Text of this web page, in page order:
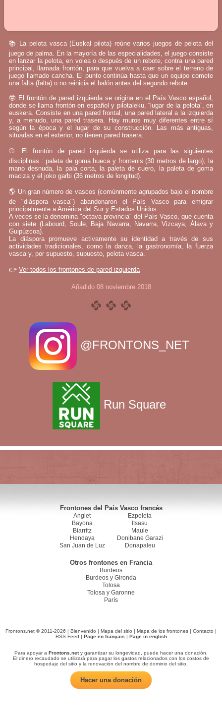
📚 La pelota vasca (Euskal pilota) reúne varios juegos de pelota del
juego de palma. En la mayoría de las especialidades, el juego consiste
en lanzar la pelota, en volea o después de un rebote, contra una pared
principal, llamada frontón, para que vuelva a caer sobre el terreno de
juego llamado cancha. El punto continúa hasta que un equipo comete
una falta (falta) o no reinicia el balón antes del segundo rebote.
🤓 El frontón de pared izquierda se origina en el País Vasco español,
donde se llama frontón en español y pilotaleku, “lugar de la pelota”, en
euskera. Consiste en una pared frontal, una pared lateral a la izquierda
y, a menudo, una pared trasera. Hay muros muy diferentes entre sí
según la época y el lugar de su construcción. Las más antiguas,
situadas en el exterior, no tienen pared trasera.
⚾ El frontón de pared izquierda se utiliza para las siguientes
disciplinas : paleta de goma hueca y frontenis (30 metros de largo); la
mano desnuda, la pala corta, la paleta de cuero, la paleta de goma
maciza y el joko garbi (36 metros de longitud).
🌎 Un gran número de vascos (comúnmente agrupados bajo el nombre
de "diáspora vasca") abandonaron el País Vasco para emigrar
principalmente a América del Sur y Estados Unidos.
A veces se la denomina "octava provincia" del País Vasco, que cuenta
con siete (Labourd, Soule, Baja Navarra, Navarra, Vizcaya, Álava y
Guipúzcoa).
La diáspora promueve activamente su identidad a través de sus
actividades tradicionales, como la danza, la gastronomía, la fuerza
vasca y, por supuesto, supuesto, pelota vasca.
👉 Ver todos los frontones de pared izquierda
Añadido 08 noviembre 2018
@FRONTONS_NET
Run Square
Frontones del País Vasco francés
Anglet
Bayona
Biarritz
Hendaya
San Juan de Luz
Ezpeleta
Itsasu
Maule
Donibane Garazi
Donapaleu
Otros frontones en Francia
Burdeos
Burdeos y Gironda
Tolosa
Tolosa y Garonne
París
Frontons.net © 2011-2026 | Bienvenido | Mapa del sitio | Mapa de los frontones | Contacto |
RSS Feed | Page en français | Page in english
Para apoyar a Frontons.nety garantizar su longevidad, puede hacer una donación.
El dinero recaudado se utilizará para pagar los gastos relacionados con los costos de
hospedaje del sitio y la renovación del nombre de dominio del sitio.
Hacer una donación